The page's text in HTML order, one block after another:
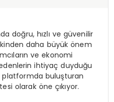
doğru, hızlı ve güvenilir
daha büyük önem
ve ekonomi
ihtiyaç duyduğu
buluşturan
olarak öne çıkıyor.